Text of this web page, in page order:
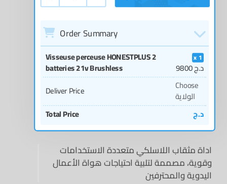
Order Summary
Visseuse perceuse HONESTPLUS 2
batteries 21v Brushless
1
9800د.ج
Deliver Price
Choose
الولاية
Total Price
د.ج
وقوية، مصممة لتلبية احتياجات هواة الأعمال
اليدوية والمحترفين